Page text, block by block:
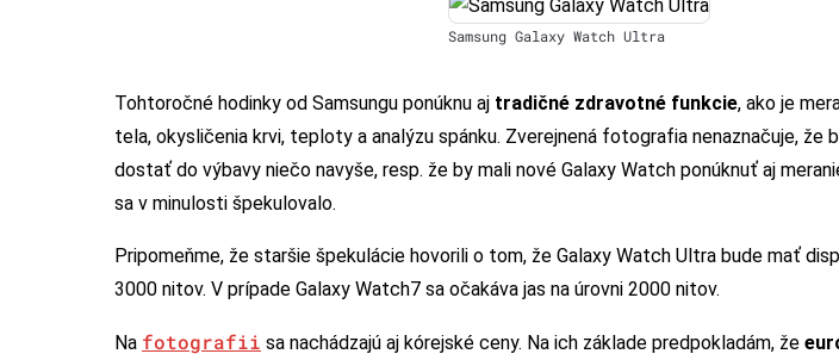
Samsung Galaxy Watch Ultra
Tohtoročné hodinky od Samsungu ponúknu aj tradičné zdravotné funkcie, ako je
tela, okysličenia krvi, teploty a analýzu spánku. Zverejnená fotografia nenaznačuje, že
dostať do výbavy niečo navyše, resp. že by mali nové Galaxy Watch ponúknuť aj
sa v minulosti špekulovalo.
Pripomeňme, že staršie špekulácie hovorili o tom, že Galaxy Watch Ultra bude mať
3000 nitov. V prípade Galaxy Watch7 sa očakáva jas na úrovni 2000 nitov.
Na fotografii sa nachádzajú aj kórejské ceny. Na ich základe predpokladám, že